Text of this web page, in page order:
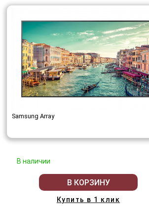
Samsung Array
В наличии
В КОРЗИНУ
Купить в 1 клик